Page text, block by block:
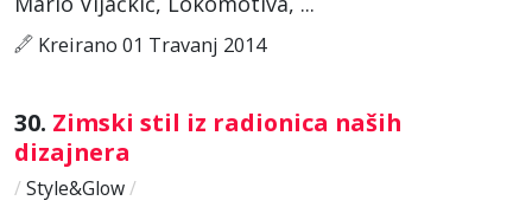
Kreirano 01 Travanj 2014
30. Zimski stil iz radionica naših
dizajnera
/ Style&Glow/